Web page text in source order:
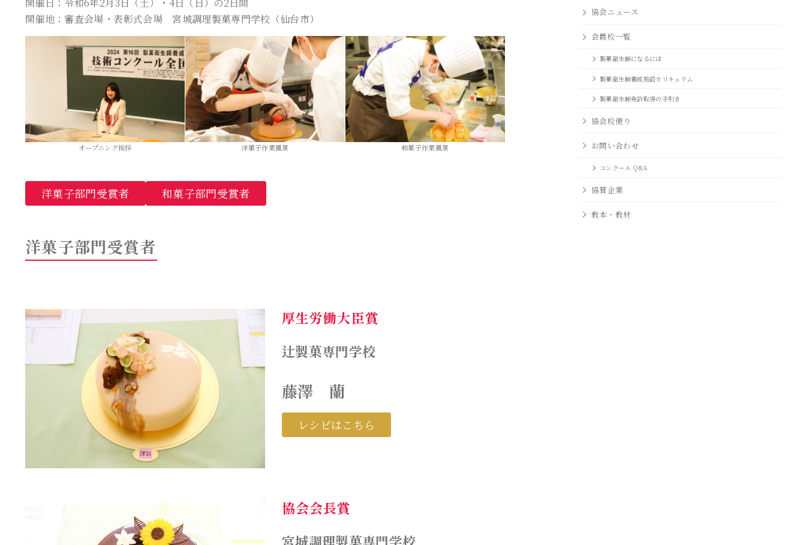
開催地：審査会場・表彰式会場 宮城調理製菓専門学校（仙台市）
オープニング挨拶 洋菓子作業風景 和菓子作業風景
洋菓子部門受賞者 和菓子部門受賞者
洋菓子部門受賞者
厚生労働大臣賞
辻製菓専門学校
藤澤 蘭
レシピはこちら
協会会長賞
宮城調理製菓専門学校
協会ニュース
会員校一覧
製菓衛生師になるには
製菓衛生師養成施設カリキュラム
製菓衛生師免許取得の手引き
協会校便り
お問い合わせ
コンクール Q&A
協賛企業
教本・教材